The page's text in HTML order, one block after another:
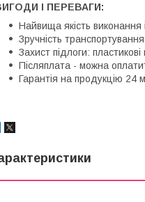
І ПЕРЕВАГИ:
Найвища якість виконання
Зручність
Захист підлоги:
Післяплата - можна
Гарантія на продукцію 24